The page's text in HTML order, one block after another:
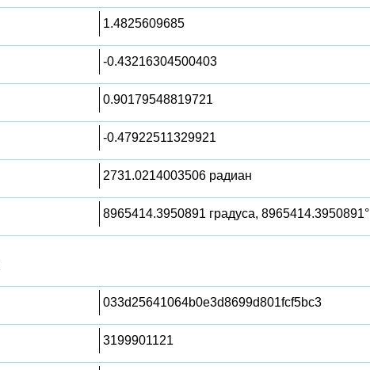
1.4825609685
-0.43216304500403
0.90179548819721
-0.47922511329921
2731.0214003506 радиан
8965414.3950891 градуса, 8965414.3950891°
033d25641064b0e3d8699d801fcf5bc3
3199901121